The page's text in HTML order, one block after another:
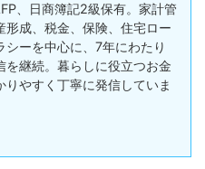
、日商簿記2級保有。家計管
形成、税金、保険、住宅ロー
シーを中心に、7年にわたり
を継続。暮らしに役立つお金
りやすく丁寧に発信していま